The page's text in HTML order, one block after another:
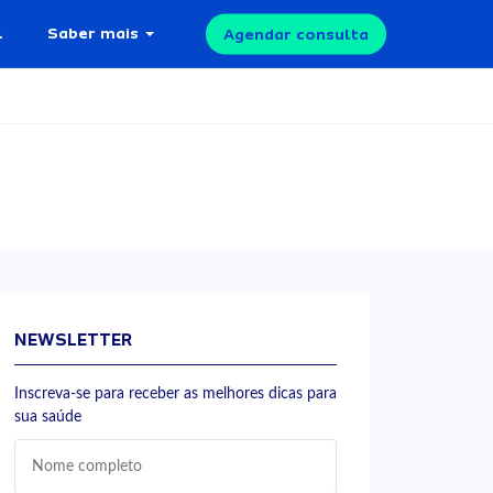
Saber mais Agendar consulta
NEWSLETTER
Inscreva-se para receber as melhores dicas para
sua saúde